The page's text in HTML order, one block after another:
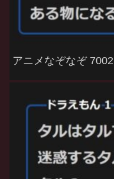
アニメなぞなぞ 7002